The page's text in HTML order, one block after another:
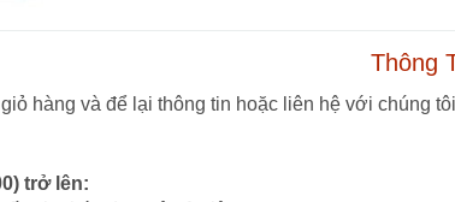
Thông
hàng và để lại thông tin hoặc liên hệ với chúng
trở lên: